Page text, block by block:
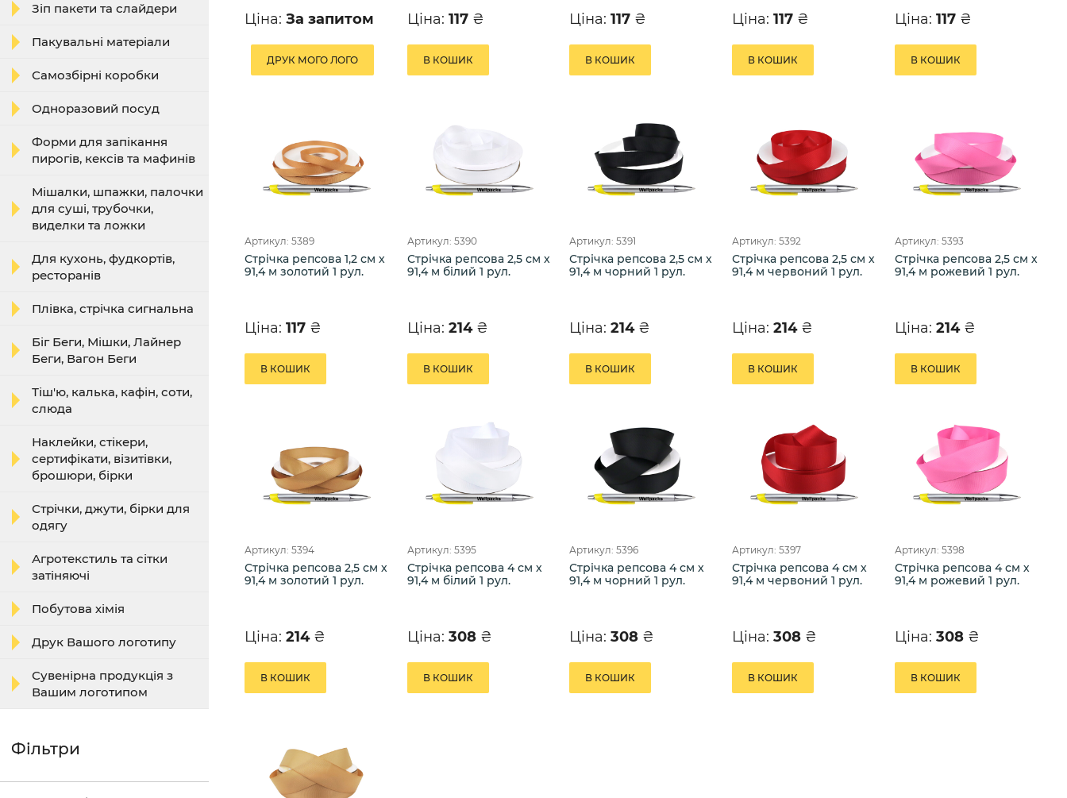
Зіп пакети та слайдери
Пакувальні матеріали
Самозбірні коробки
Одноразовий посуд
Форми для запікання
пирогів, кексів та мафинів
Мішалки, шпажки, палочки
для суші, трубочки,
виделки та ложки
Для кухонь, фудкортів,
ресторанів
Плівка, стрічка сигнальна
Біг Беги, Мішки, Лайнер
Беги, Вагон Беги
Тіш'ю, калька, кафін, соти,
слюда
Наклейки, стікери,
сертифікати, візитівки,
брошюри, бірки
Стрічки, джути, бірки для
одягу
Агротекстиль та сітки
затіняючі
Побутова хімія
Друк Вашого логотипу
Сувенірна продукція з
Вашим логотипом
Фільтри
Ціна: За запитом
ДРУК МОГО ЛОГО
Ціна: 117 ₴
В КОШИК
Ціна:117 ₴
В КОШИК
Ціна:117 ₴
В КОШИК
Ціна: 117 ₴
В КОШИК
Артикул: 5389
Стрічка репсова 1,2 см х
91,4 м золотий 1 рул.
Ціна: 117 ₴
В КОШИК
Артикул: 5390
Стрічка репсова 2,5 см х
91,4 м білий 1 рул.
Ціна: 214 ₴
В КОШИК
Артикул: 5391
Стрічка репсова 2,5 см х
91,4 м чорний 1 рул.
Ціна:214 ₴
В КОШИК
Артикул: 5392
Стрічка репсова 2,5 см х
91,4 м червоний 1 рул.
Ціна:214 ₴
В КОШИК
Артикул: 5393
Стрічка репсова 2,5 см х
91,4 м рожевий 1 рул.
Ціна: 214 ₴
В КОШИК
Артикул: 5394
Стрічка репсова 2,5 см х
91,4 м золотий 1 рул.
Ціна: 214 ₴
В КОШИК
Артикул: 5395
Стрічка репсова 4 см х
91,4 м білий 1 рул.
Ціна: 308 ₴
В КОШИК
Артикул: 5396
Стрічка репсова 4 см х
91,4 м чорний 1 рул.
Ціна:308 ₴
В КОШИК
Артикул: 5397
Стрічка репсова 4 см х
91,4 м червоний 1 рул.
Ціна:308 ₴
В КОШИК
Артикул: 5398
Стрічка репсова 4 см х
91,4 м рожевий 1 рул.
Ціна: 308 ₴
В КОШИК